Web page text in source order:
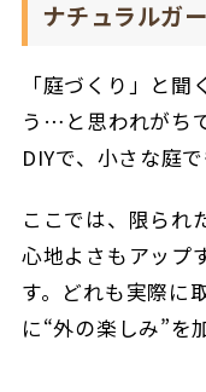
ナチュラルガ
「庭づくり」と
う…と思われがち
DIYで、小さな庭
ここでは、限られ
心地よさもアップ
す。 どれも実際に
に“外の楽しみ”を